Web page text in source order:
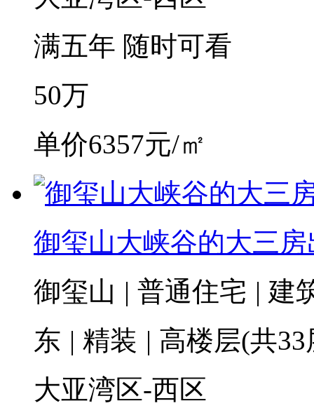
满五年 随时可看
50万
单价6357元/㎡
御玺山大峡谷的大三房
御玺山 | 普通住宅 | 建
东 | 精装 | 高楼层(共
大亚湾区-西区